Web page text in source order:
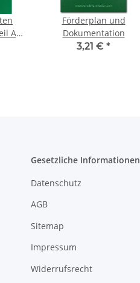
A
Förderplan und
Dokumentation
3,21 € *
Gesetzliche Informationen
Datenschutz
AGB
Sitemap
Impressum
Widerrufsrecht